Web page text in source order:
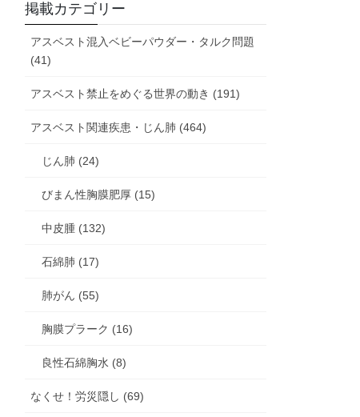
掲載カテゴリー
アスベスト混入ベビーパウダー・タルク問題
(41)
アスベスト禁止をめぐる世界の動き (191)
アスベスト関連疾患・じん肺 (464)
じん肺 (24)
びまん性胸膜肥厚 (15)
中皮腫 (132)
石綿肺 (17)
肺がん (55)
胸膜プラーク (16)
良性石綿胸水 (8)
なくせ！労災隠し (69)